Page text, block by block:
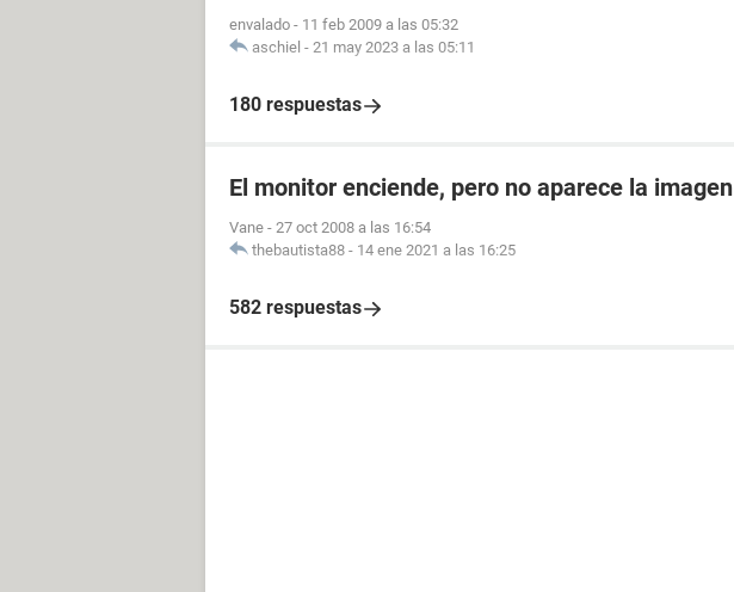
envalado - 11 feb 2009 a las 05:32
aschiel - 21 may 2023 a las 05:11
180 respuestas
El monitor enciende, pero no aparece la imagen
Vane - 27 oct 2008 a las 16:54
thebautista88 - 14 ene 2021 a las 16:25
582 respuestas